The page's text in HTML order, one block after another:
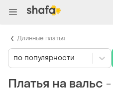
Платья на вальс -
по популярности
Длинные платья